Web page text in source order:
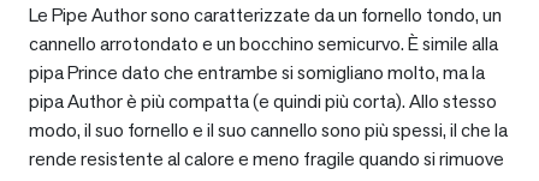
Le Pipe Author sono caratterizzate da un fornello tondo, un
cannello arrotondato e un bocchino semicurvo. È simile alla
pipa Prince dato che entrambe si somigliano molto, ma la
pipa Author è più compatta (e quindi più corta). Allo stesso
modo, il suo fornello e il suo cannello sono più spessi, il che la
rende resistente al calore e meno fragile quando si rimuove